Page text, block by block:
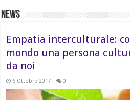
News
Empatia interculturale:
mondo una persona
da noi
6 Ottobre 2017 0